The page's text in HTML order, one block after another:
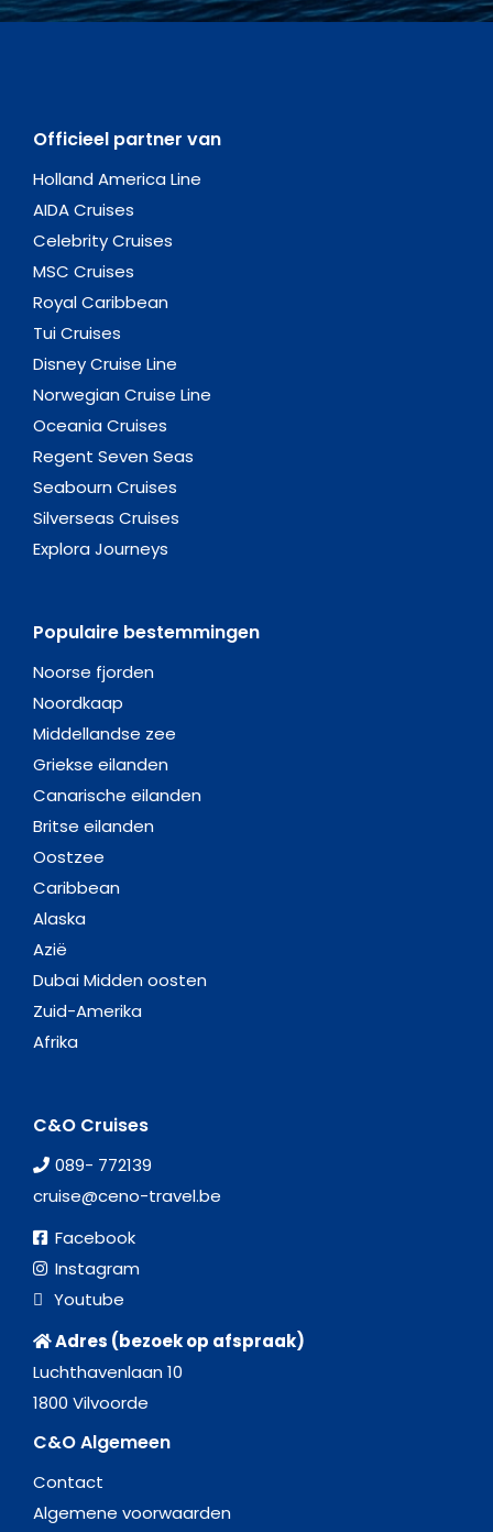
Officieel partner van
Holland America Line
AIDA Cruises
Celebrity Cruises
MSC Cruises
Royal Caribbean
Tui Cruises
Disney Cruise Line
Norwegian Cruise Line
Oceania Cruises
Regent Seven Seas
Seabourn Cruises
Silverseas Cruises
Explora Journeys
Populaire bestemmingen
Noorse fjorden
Noordkaap
Middellandse zee
Griekse eilanden
Canarische eilanden
Britse eilanden
Oostzee
Caribbean
Alaska
Azië
Dubai Midden oosten
Zuid-Amerika
Afrika
C&O Cruises
089- 772139
cruise@ceno-travel.be
Facebook
Instagram
Youtube
Adres (bezoek op afspraak)
Luchthavenlaan 10
1800 Vilvoorde
C&O Algemeen
Contact
Algemene voorwaarden